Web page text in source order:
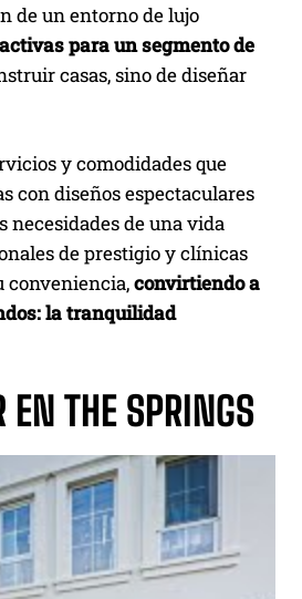
de un entorno de lujo
para un segmento de
casas, sino de diseñar
y comodidades que
con diseños espectaculares
necesidades de una vida
de prestigio y clínicas
conveniencia,convirtiendo a
la tranquilidad
THE SPRINGS